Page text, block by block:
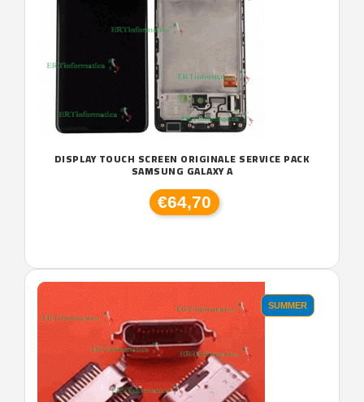
DISPLAY TOUCH SCREEN ORIGINALE SERVICE PACK
SAMSUNG GALAXY A
€64,70
SUMMER